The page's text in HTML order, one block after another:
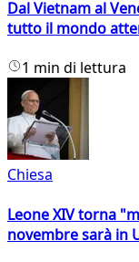
Dal Vietnam al
tutto il mondo
1 min di lettura
Chiesa
Leone XIV torna
novembre sarà in